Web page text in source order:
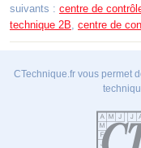
suivants : centre de
technique 2B, centre de
CTechnique.fr vous permet